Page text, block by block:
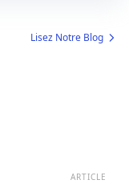
Lisez Notre Blog
ARTICLE